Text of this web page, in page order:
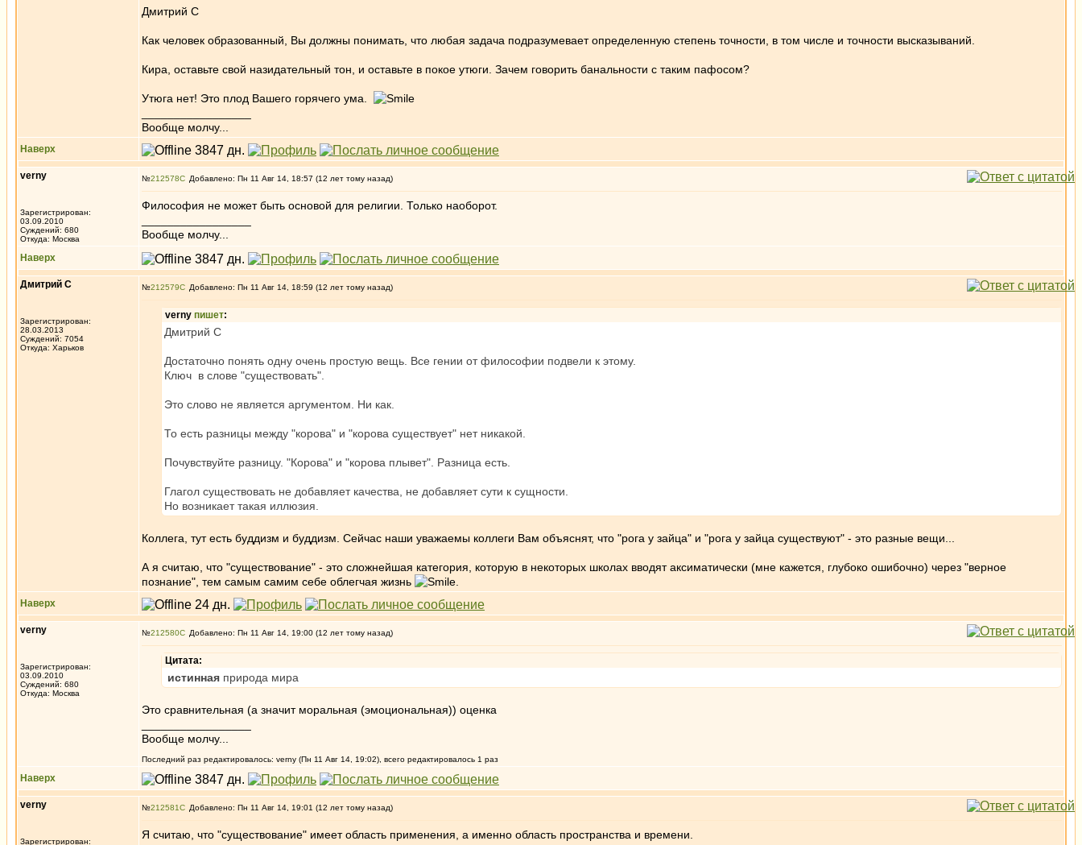
Дмитрий С
Как человек образованный, Вы должны понимать, что любая задача подразумевает определенную степень точности, в том числе и точности высказываний.
Кира, оставьте свой назидательный тон, и оставьте в покое утюги. Зачем говорить банальности с таким пафосом?
Утюга нет! Это плод Вашего горячего ума.
Вообще молчу...
Наверх
verny
Зарегистрирован:
03.09.2010
Суждений: 680
Откуда: Москва
№212578 Добавлено: Пн 11 Авг 14, 18:57 (12 лет тому назад)
Философия не может быть основой для религии. Только наоборот.
Вообще молчу...
Наверх
Дмитрий С
Зарегистрирован:
28.03.2013
Суждений: 7054
Откуда: Харьков
№212579 Добавлено: Пн 11 Авг 14, 18:59 (12 лет тому назад)
verny пишет:
Дмитрий С
Достаточно понять одну очень простую вещь. Все гении от философии подвели к этому.
Ключ в слове "существовать".
Это слово не является аргументом. Ни как.
То есть разницы между "корова" и "корова существует" нет никакой.
Почувствуйте разницу. "Корова" и "корова плывет". Разница есть.
Глагол существовать не добавляет качества, не добавляет сути к сущности.
Но возникает такая иллюзия.
Коллега, тут есть буддизм и буддизм. Сейчас наши уважаемы коллеги Вам объяснят, что "рога у зайца" и "рога у зайца существуют" - это разные вещи...
А я считаю, что "существование" - это сложнейшая категория, которую в некоторых школах вводят аксиматически (мне кажется, глубоко ошибочно) через "верное
познание", тем самым самим себе облегчая жизнь
Наверх
verny
Зарегистрирован:
03.09.2010
Суждений: 680
Откуда: Москва
№212580 Добавлено: Пн 11 Авг 14, 19:00 (12 лет тому назад)
Цитата:
истинная природа мира
Это сравнительная (а значит моральная (эмоциональная)) оценка
Вообще молчу...
Последний раз редактировалось: verny (Пн 11 Авг 14, 19:02), всего редактировалось 1 раз
Наверх
verny
Зарегистрирован:
№212581 Добавлено: Пн 11 Авг 14, 19:01 (12 лет тому назад)
Я считаю, что "существование" имеет область применения, а именно область пространства и времени.